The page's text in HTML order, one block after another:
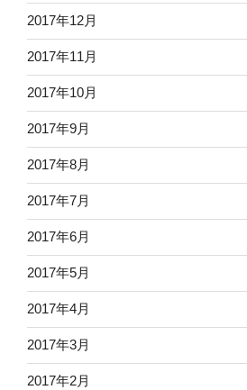
2017年12月
2017年11月
2017年10月
2017年9月
2017年8月
2017年7月
2017年6月
2017年5月
2017年4月
2017年3月
2017年2月